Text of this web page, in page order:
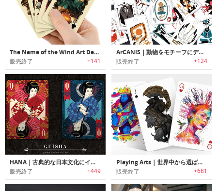
The Name of the Wind Art Deck｜大人気ファンタジー小説「The Name of the Wind」カードセット
販売終了 +141
ArCANIS｜動物をモチーフにデザインされたタロットカードデッキセット「アーカニス」
販売終了 +124
HANA｜古典的な日本文化にインスパイアされたラグジュアリートランプセット「ハナ」
販売終了 +449
Playing Arts｜世界中から選ばれたアーティストが1枚1枚手掛けたプレイングカード「プレイングアーツ」
販売終了 +681